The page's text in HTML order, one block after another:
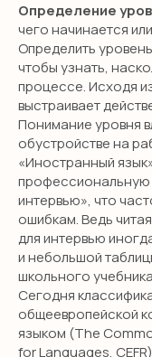
Определение
чего начинается
Определить
чтобы узнать,
процессе. Исходя
выстраивает
Понимание уровня
обустройстве на
«Иностранный
профессиональную
интервью», что
ошибкам. Ведь
для интервью
и небольшой
школьного
Сегодня
общеевропейской
языком (The
for Languages,